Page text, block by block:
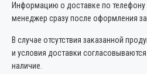
Информацию о доставке по
менеджер сразу после оформления
В случае отсутствия заказанной
и условия доставки
наличие.